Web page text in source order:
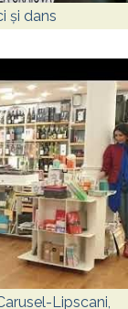
și dans
Lipscani,